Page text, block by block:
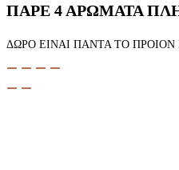
ΠΑΡΕ 4 ΑΡΩΜΑΤΑ
ΔΩΡΟ ΕΙΝΑΙ ΠΑΝΤΑ ΤΟ